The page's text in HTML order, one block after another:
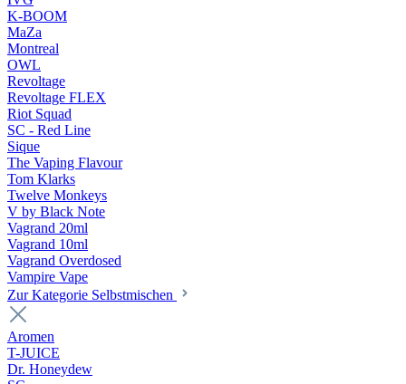
K-BOOM
MaZa
Montreal
OWL
Revoltage
Revoltage FLEX
Riot Squad
SC - Red Line
Sique
The Vaping Flavour
Tom Klarks
Twelve Monkeys
V by Black Note
Vagrand 20ml
Vagrand 10ml
Vagrand Overdosed
Vampire Vape
Zur Kategorie Selbstmischen
Aromen
T-JUICE
Dr. Honeydew